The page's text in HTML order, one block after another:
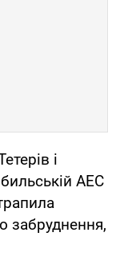
і
АЕС
забруднення,